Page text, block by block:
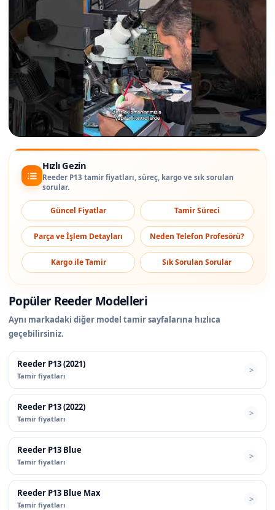
Hızlı Gezin
Reeder P13 tamir fiyatları, süreç, kargo ve sık sorulan
sorular.
Güncel Fiyatlar Tamir Süreci
Parça ve İşlem Detayları Neden Telefon Profesörü?
Kargo ile Tamir Sık Sorulan Sorular
Popüler Reeder Modelleri
Aynı markadaki diğer model tamir sayfalarına hızlıca
geçebilirsiniz.
Reeder P13 (2021)
Tamir fiyatları
Reeder P13 (2022)
Tamir fiyatları
Reeder P13 Blue
Tamir fiyatları
Reeder P13 Blue Max
Tamir fiyatları